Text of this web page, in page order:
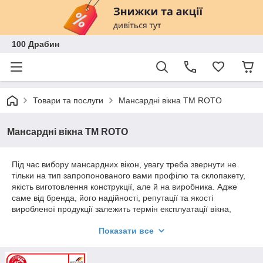
100 Драбин
Товари та послуги Мансардні вікна TM ROTO
Мансардні вікна TM ROTO
Під час вибору мансардних вікон, увагу треба звернути не
тільки на тип запропонованого вами профілю та склопакету,
якість виготовлення конструкції, але й на виробника. Адже
саме від бренда, його надійності, репутації та якості
виробленої продукції залежить термін експлуатації вікна,
замикання. Одними з найкращих і найпотрібніших у Києві,
вважаються мансардні вікна Рото. Це німецький бренд, якість
Показати все